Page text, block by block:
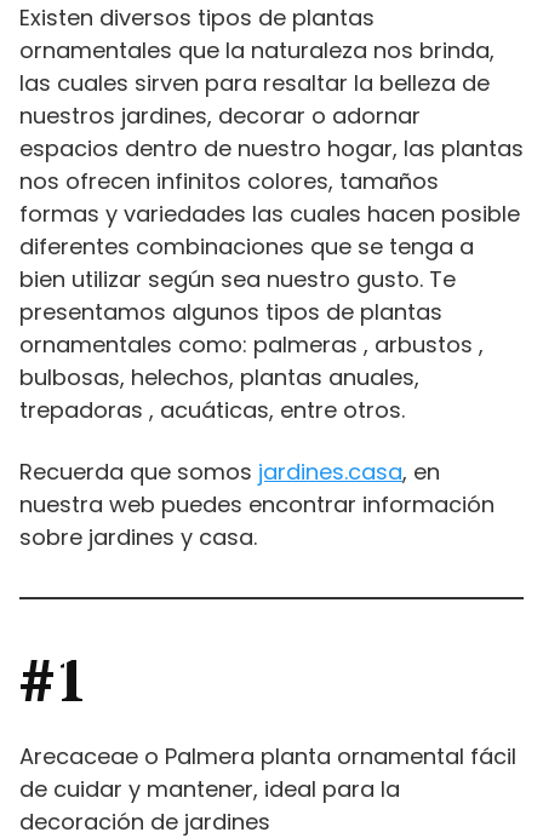
Existen diversos tipos de plantas
ornamentales que la naturaleza nos brinda,
las cuales sirven para resaltar la belleza de
nuestros jardines, decorar o adornar
espacios dentro de nuestro hogar, las plantas
nos ofrecen infinitos colores, tamaños
formas y variedades las cuales hacen posible
diferentes combinaciones que se tenga a
bien utilizar según sea nuestro gusto. Te
presentamos algunos tipos de plantas
ornamentales como: palmeras , arbustos ,
bulbosas, helechos, plantas anuales,
trepadoras , acuáticas, entre otros.
Recuerda que somos jardines.casa, en
nuestra web puedes encontrar información
sobre jardines y casa.
#1
Arecaceae o Palmera planta ornamental fácil
de cuidar y mantener, ideal para la
decoración de jardines